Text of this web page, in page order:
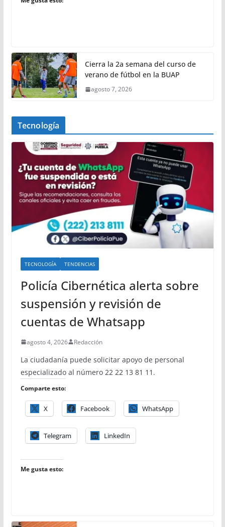
Cierra la 2a semana del curso de
verano de fútbol en la BUAP
agosto 7, 2026
Tecnología
TECNOLOGÍA TENDENCIAS
Policía Cibernética alerta sobre
suspensión y revisión de
cuentas de Whatsapp
agosto 4, 2026 Redacción
La ciudadanía puede solicitar apoyo de personal
especializado al número 22 22 13 81 11.
Comparte esto:
X Facebook WhatsApp
Telegram LinkedIn
Me gusta esto: